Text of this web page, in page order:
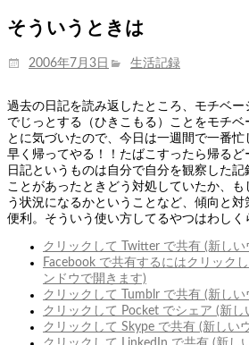
そういうときは
投
2006年7月3日
カ
リ
ー
生活記録
過去の日記を読み返したところ、モチベ
でじっとする（ひきこもる）ことをモチベ
とに気づいたので、今日は一週間で一番
早く帰ってやる！！たばこすったら帰るど
日記というものは自分で自分を観察した記
ことがあったときどう対処していたか、
う状況になるかということなど、傾向と
便利。そういう使い方してるやつはわしく
クリックして Twitter で共有 (新し
Facebook で共有するにはクリック
ンドウで開きます)
クリックして Tumblr で共有 (新し
クリックして Pocket でシェア (新
クリックして Skype で共有 (新しい